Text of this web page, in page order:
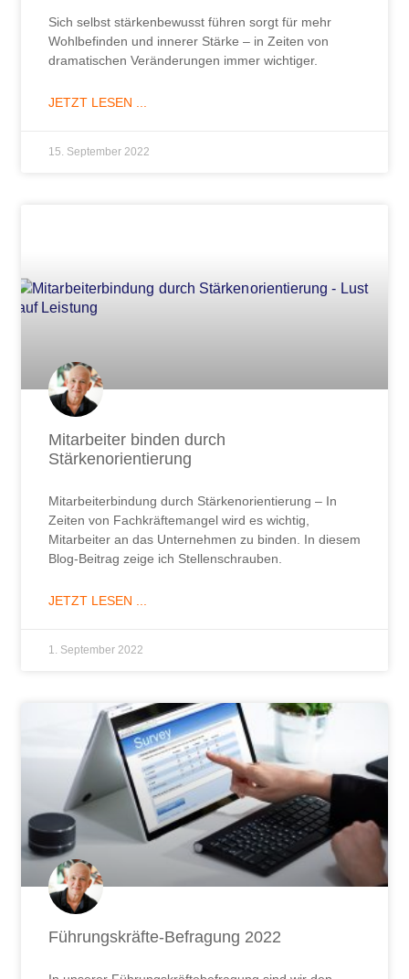
Sich selbst stärkenbewusst führen sorgt für mehr
Wohlbefinden und innerer Stärke – in Zeiten von
dramatischen Veränderungen immer wichtiger.
JETZT LESEN ...
15. September 2022
Mitarbeiter binden durch
Stärkenorientierung
Mitarbeiterbindung durch Stärkenorientierung – In
Zeiten von Fachkräftemangel wird es wichtig,
Mitarbeiter an das Unternehmen zu binden. In diesem
Blog-Beitrag zeige ich Stellenschrauben.
JETZT LESEN ...
1. September 2022
Führungskräfte-Befragung 2022